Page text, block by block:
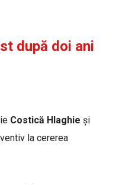
după doi ani
Costică Hlaghie și
la cererea